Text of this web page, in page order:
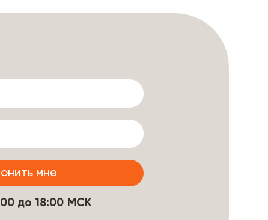
до 18:00 МСК